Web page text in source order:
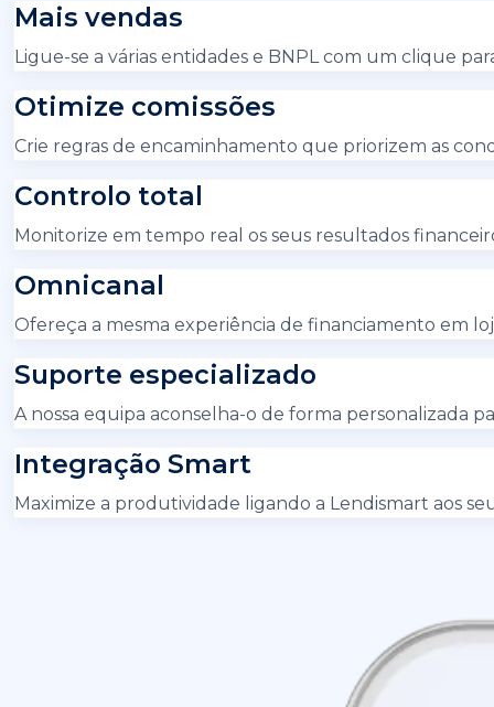
Mais vendas
Ligue-se a várias entidades e BNPL com um clique
Otimize comissões
Crie regras de encaminhamento que priorizem as
Controlo total
Monitorize em tempo real os seus resultados
Omnicanal
Ofereça a mesma experiência de financiamento em
Suporte especializado
A nossa equipa aconselha-o de forma personalizada
Integração Smart
Maximize a produtividade ligando a Lendismart aos